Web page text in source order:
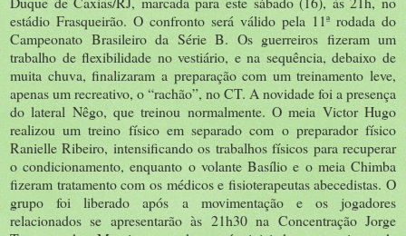
estádio Frasqueirão. O confronto será válido pela 11ª rodada do
Campeonato Brasileiro da Série B. Os guerreiros fizeram um
trabalho de flexibilidade no vestiário, e na sequência, debaixo de
muita chuva, finalizaram a preparação com um treinamento leve,
apenas um recreativo, o “rachão”, no CT. A novidade foi a presença
do lateral Nêgo, que treinou normalmente. O meia Victor Hugo
realizou um treino físico em separado com o preparador físico
Ranielle Ribeiro, intensificando os trabalhos físicos para recuperar
o condicionamento, enquanto o volante Basílio e o meia Chimba
fizeram tratamento com os médicos e fisioterapeutas abecedistas. O
grupo foi liberado após a movimentação e os jogadores
relacionados se apresentarão às 21h30 na Concentração Jorge